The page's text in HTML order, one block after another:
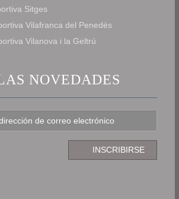
Sitges
Vilafranca del Penedés
Vilanova i la Geltrú
NOVEDADES